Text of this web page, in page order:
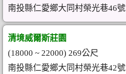
南投縣仁愛鄉大同村榮光巷46號
清境威爾斯莊園
(18000 ~ 22000) 269公尺
南投縣仁愛鄉大同村榮光巷42號